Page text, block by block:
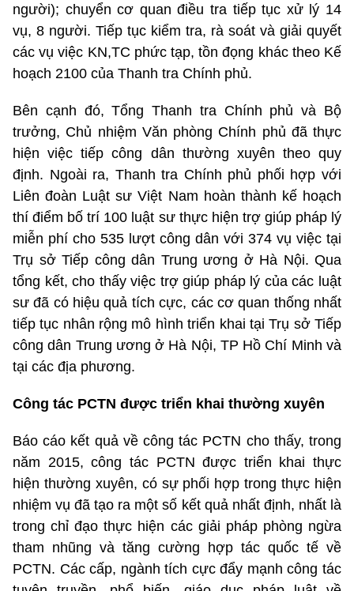
người); chuyển cơ quan điều tra tiếp tục xử lý 14
vụ, 8 người. Tiếp tục kiểm tra, rà soát và giải quyết
các vụ việc KN,TC phức tạp, tồn đọng khác theo Kế
hoạch 2100 của Thanh tra Chính phủ.
Bên cạnh đó, Tổng Thanh tra Chính phủ và Bộ
trưởng, Chủ nhiệm Văn phòng Chính phủ đã thực
hiện việc tiếp công dân thường xuyên theo quy
định. Ngoài ra, Thanh tra Chính phủ phối hợp với
Liên đoàn Luật sư Việt Nam hoàn thành kế hoạch
thí điểm bố trí 100 luật sư thực hiện trợ giúp pháp lý
miễn phí cho 535 lượt công dân với 374 vụ việc tại
Trụ sở Tiếp công dân Trung ương ở Hà Nội. Qua
tổng kết, cho thấy việc trợ giúp pháp lý của các luật
sư đã có hiệu quả tích cực, các cơ quan thống nhất
tiếp tục nhân rộng mô hình triển khai tại Trụ sở Tiếp
công dân Trung ương ở Hà Nội, TP Hồ Chí Minh và
tại các địa phương.
Công tác PCTN được triển khai thường xuyên
Báo cáo kết quả về công tác PCTN cho thấy, trong
năm 2015, công tác PCTN được triển khai thực
hiện thường xuyên, có sự phối hợp trong thực hiện
nhiệm vụ đã tạo ra một số kết quả nhất định, nhất là
trong chỉ đạo thực hiện các giải pháp phòng ngừa
tham nhũng và tăng cường hợp tác quốc tế về
PCTN. Các cấp, ngành tích cực đẩy mạnh công tác